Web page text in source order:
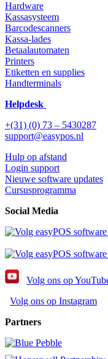
Hardware
Kassasysteem
Barcodescanners
Kassa-lades
Betaalautomaten
Printers
Etiketten en supplies
Handterminals
Helpdesk
+(31) (0) 73 – 5430287
support@easypos.nl
Hulp op afstand
Login support
Nieuwe software updates
Cursusprogramma
Social Media
Volg ons op
Volg ons op Instagram
Partners